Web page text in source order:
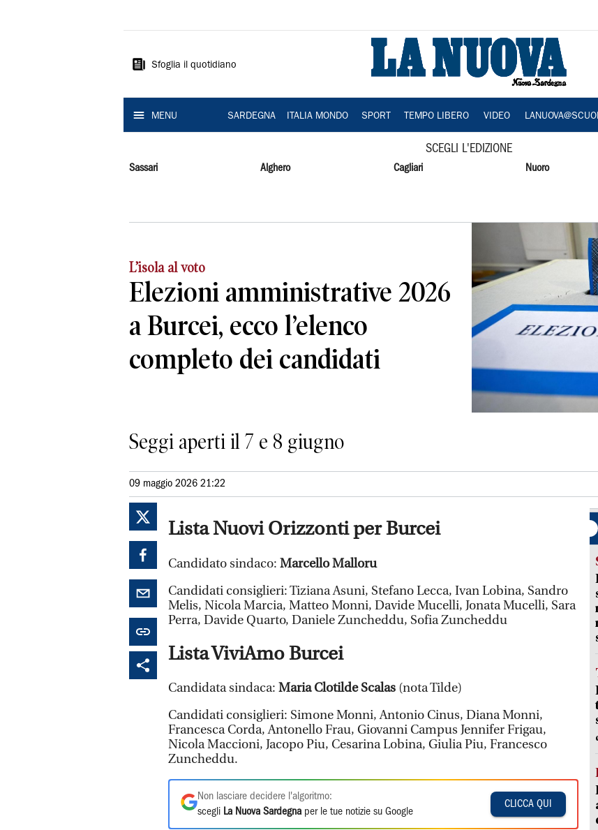
Sardegna
Sfoglia il quotidiano
MENU SARDEGNA ITALIA MONDO SPORT TEMPO LIBERO VIDEO
SCEGLI L'EDIZIONE
Sassari Alghero Cagliari Nuoro
L’isola al voto
Elezioni amministrative 2026
a Burcei, ecco l’elenco
completo dei candidati
Seggi aperti il 7 e 8 giugno
09 maggio 2026 21:22
Lista Nuovi Orizzonti per Burcei
Candidato sindaco: Marcello Malloru
Candidati consiglieri: Tiziana Asuni, Stefano Lecca, Ivan Lobina, Sandro
Melis, Nicola Marcia, Matteo Monni, Davide Mucelli, Jonata Mucelli, Sara
Perra, Davide Quarto, Daniele Zuncheddu, Sofia Zuncheddu
Lista ViviAmo Burcei
Candidata sindaca: Maria Clotilde Scalas (nota Tilde)
Candidati consiglieri: Simone Monni, Antonio Cinus, Diana Monni,
Francesca Corda, Antonello Frau, Giovanni Campus Jennifer Frigau,
Nicola Maccioni, Jacopo Piu, Cesarina Lobina, Giulia Piu, Francesco
Zuncheddu.
Non lasciare decidere l'algoritmo:
scegli La Nuova Sardegna per le tue notizie su Google
CLICCA QUI